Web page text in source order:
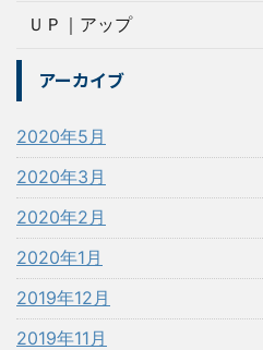
ＵＰ｜アップ
アーカイブ
2020年5月
2020年3月
2020年2月
2020年1月
2019年12月
2019年11月